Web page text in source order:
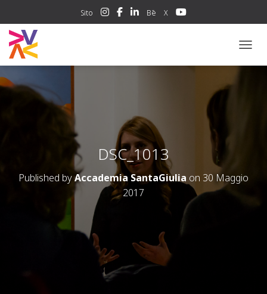
Sito Bē X
DSC_1013
Published byAccademia SantaGiulia on 30 Maggio
2017